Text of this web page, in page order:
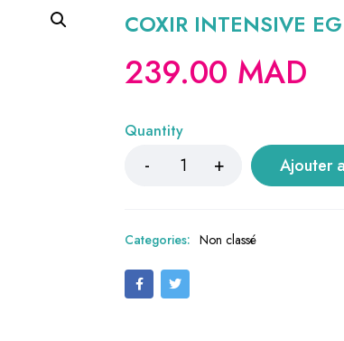
COXIR INTENSIVE
239.00 MAD
Quantity
Ajouter
Categories: Non classé